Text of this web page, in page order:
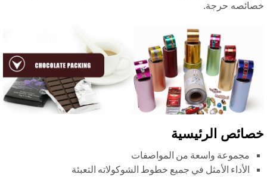
حرجة.
الرئيسية
مجموعة واسعة من المواصفات
الأداء الأمثل في جميع خطوط الشوكولاته التعبئة